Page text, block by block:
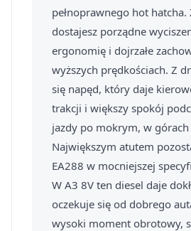
pełnoprawnego hot
dostajesz porządne
ergonomię i dojrzałe
wyższych prędkościach. Z
się napęd, który daje
trakcji i większy spokój
jazdy po mokrym, w górach
Największym atutem
EA288 w mocniejszej
W A3 8V ten diesel daje
oczekuje się od dobrego
wysoki moment obrotowy,